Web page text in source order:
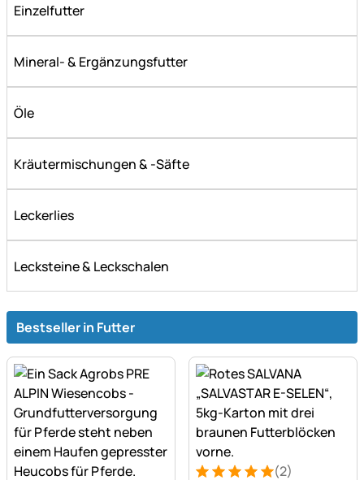
Einzelfutter
Mineral- & Ergänzungsfutter
Öle
Kräutermischungen & -Säfte
Leckerlies
Lecksteine & Leckschalen
Bestseller in Futter
(2)